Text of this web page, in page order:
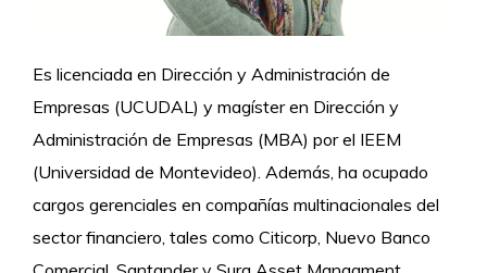
Es licenciada en Dirección y Administración de
Empresas (UCUDAL) y magíster en Dirección y
Administración de Empresas (MBA) por el IEEM
(Universidad de Montevideo). Además, ha ocupado
cargos gerenciales en compañías multinacionales del
sector financiero, tales como Citicorp, Nuevo Banco